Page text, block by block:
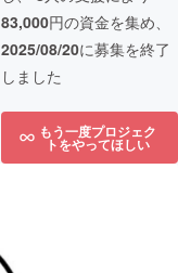
83,000円の資金を集め、
2025/08/20に募集を終了
しました
もう一度プロジェク
トをやってほしい